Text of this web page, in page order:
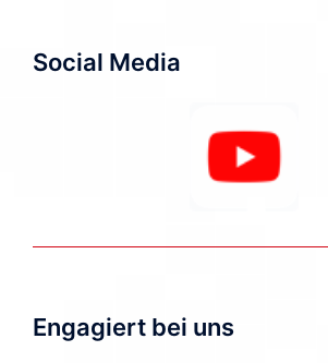
Social Media
Engagiert bei uns